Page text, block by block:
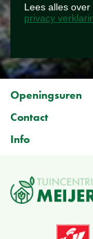
Lees alles
privacy
Openingsuren
Contact
Info